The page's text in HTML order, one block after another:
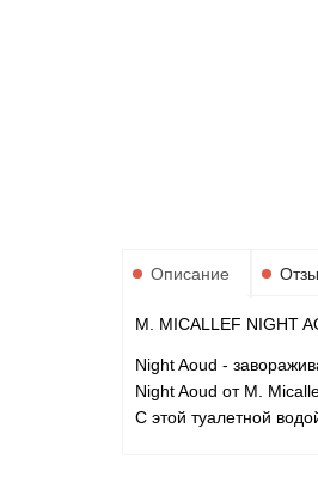
Описание
M. MICALLEF NIGHT
Night Aoud -
Night Aoud от M.
С этой туалетной